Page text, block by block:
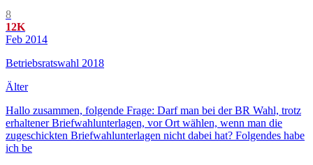
8
12K
Feb 2014
Betriebsratswahl 2018
Älter
Hallo zusammen, folgende Frage: Darf man bei der BR Wahl, trotz
erhaltener Briefwahlunterlagen, vor Ort wählen, wenn man die
zugeschickten Briefwahlunterlagen nicht dabei hat? Folgendes habe
ich be